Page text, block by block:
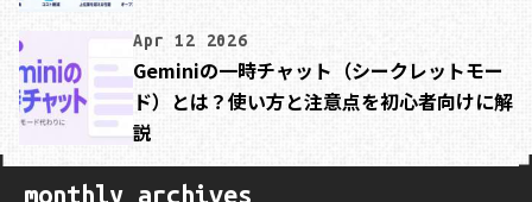
Apr 12 2026
Geminiの一時チャット（シークレットモー
ド）とは？使い方と注意点を初心者向けに解
説
monthly archives